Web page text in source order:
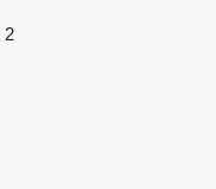
2